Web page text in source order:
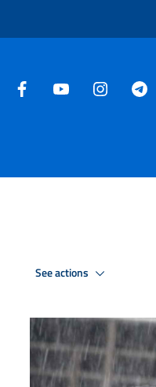
See actions